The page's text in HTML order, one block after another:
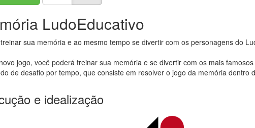
LudoEducativo
sua memória e ao mesmo tempo se divertir com os personagens do
jogo, você poderá treinar sua memória e se divertir com os mais
de desafio por tempo, que consiste em resolver o jogo da memória dentro
e idealização